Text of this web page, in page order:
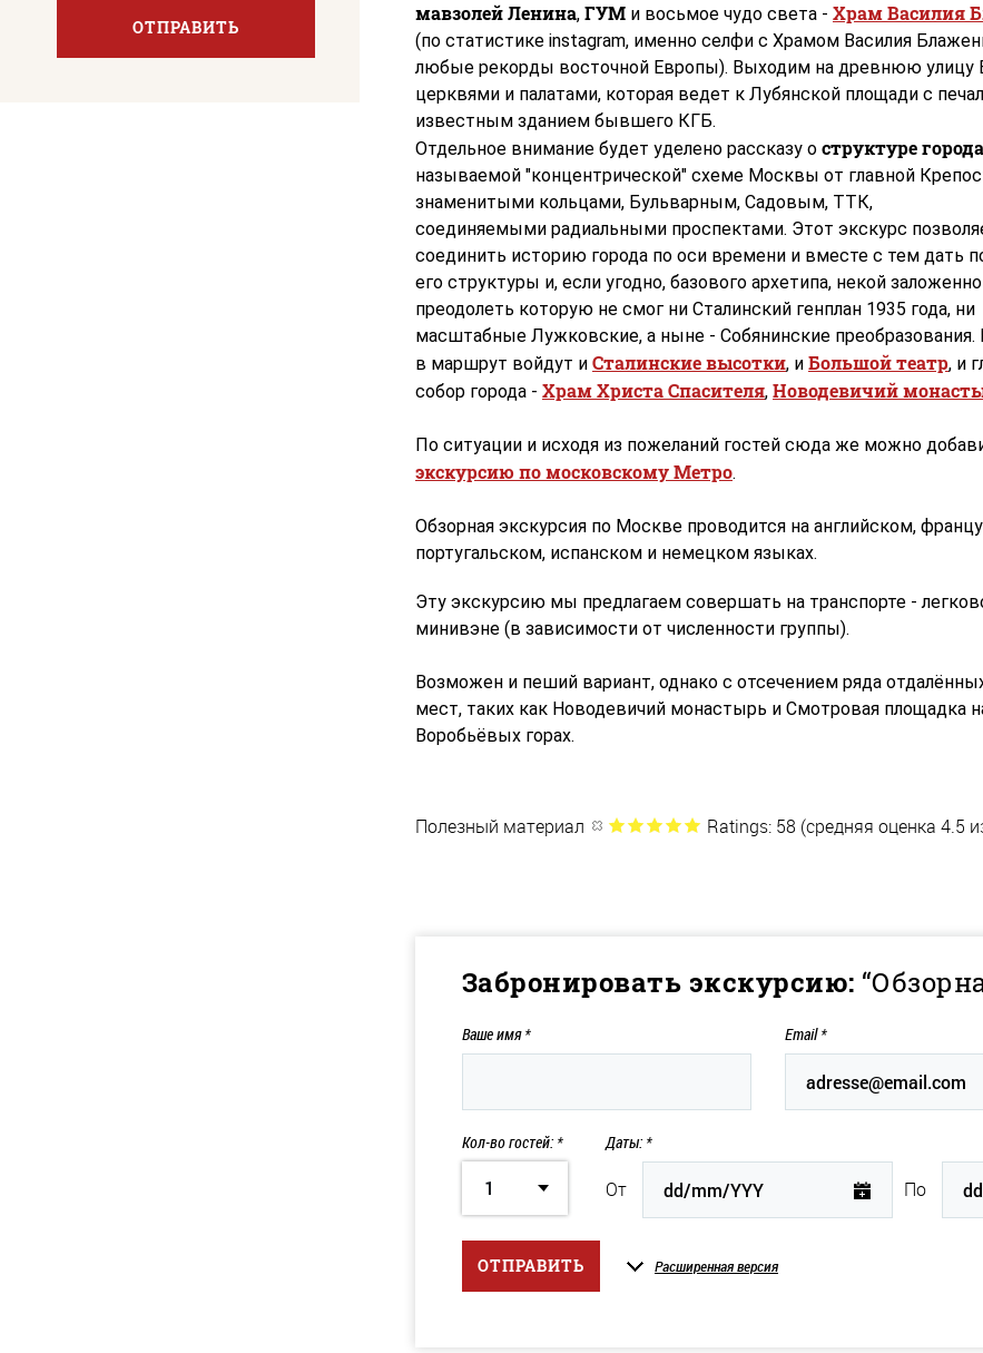
мавзолей Ленина, ГУМ и восьмое чудо света - Храм Василия
(по статистике instagram, именно селфи с Храмом Василия
любые рекорды восточной Европы). Выходим на древнюю улицу
церквями и палатами, которая ведет к Лубянской площади с
известным зданием бывшего КГБ.
Отдельное внимание будет уделено рассказу о структуре города
называемой "концентрической" схеме Москвы от главной
знаменитыми кольцами, Бульварным, Садовым, ТТК,
соединяемыми радиальными проспектами. Этот экскурс
соединить историю города по оси времени и вместе с тем дать
его структуры и, если угодно, базового архетипа, некой
преодолеть которую не смог ни Сталинский генплан 1935 года, ни
масштабные Лужковские, а ныне - Собянинские преобразования.
в маршрут войдут и Сталинские высотки, и Большой театр, и
собор города - Храм Христа Спасителя, Новодевичий
По ситуации и исходя из пожеланий гостей сюда же можно
экскурсию по московскому Метро.
Обзорная экскурсия по Москве проводится на английском,
португальском, испанском и немецком языках.
Эту экскурсию мы предлагаем совершать на транспорте -
минивэне (в зависимости от численности группы).
Возможен и пеший вариант, однако с отсечением ряда
мест, таких как Новодевичий монастырь и Смотровая площадка
Воробьёвых горах.
Полезный материал Ratings: 58 (средняя оценка 4.5
Забронировать экскурсию:
Ваше имя* Email*
Кол-во гостей: *
1
Даты: *
От По
ОТПРАВИТЬ Расширенная версия
ОТПРАВИТЬ